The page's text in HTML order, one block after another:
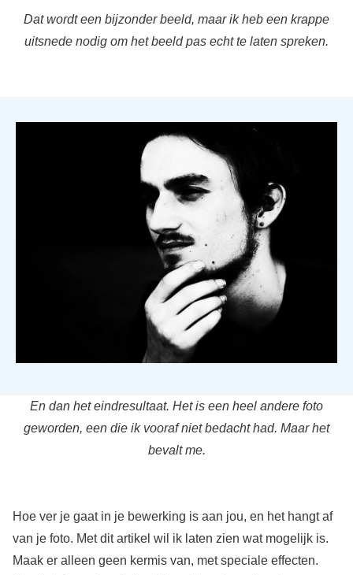
Dat wordt een bijzonder beeld, maar ik heb een krappe
uitsnede nodig om het beeld pas echt te laten spreken.
En dan het eindresultaat. Het is een heel andere foto
geworden, een die ik vooraf niet bedacht had. Maar het
bevalt me.
Hoe ver je gaat in je bewerking is aan jou, en het hangt af
van je foto. Met dit artikel wil ik laten zien wat mogelijk is.
Maak er alleen geen kermis van, met speciale effecten.